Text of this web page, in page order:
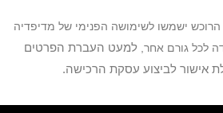
ישמשו לשימושה הפנימי של מדיפדיה
לכל גורם אחר, למעט העברת הפרטים
אישור לביצוע עסקת הרכישה.